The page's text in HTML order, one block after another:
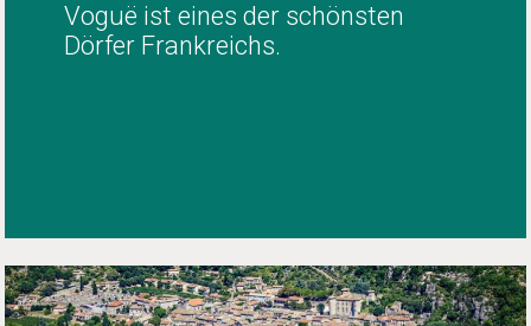
Voguë ist eines der schönsten
Dörfer Frankreichs.